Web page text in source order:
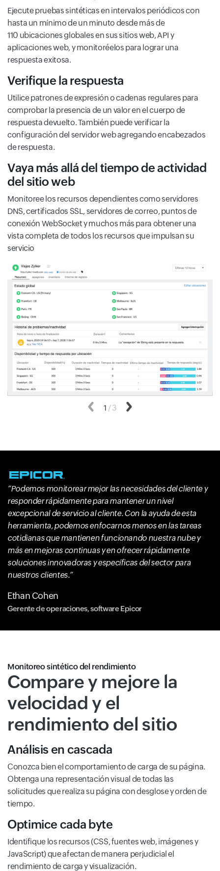
Ejecute pruebas sintéticas en intervalos periódicos con
hasta un mínimo de un minuto desde más de
110 ubicaciones globales en sus sitios web, API y
aplicaciones web, y monitoréelos para lograr una
respuesta exitosa.
Verifique la respuesta
Utilice patrones de expresión o cadenas regulares para
comprobar la presencia de un valor en el cuerpo de
respuesta devuelto. También puede verificar la
configuración del servidor web agregando encabezados
de respuesta.
Vaya más allá del tiempo de actividad
del sitio web
Monitoree los recursos dependientes como servidores
DNS, certificados SSL, servidores de correo, puntos de
conexión WebSocket y muchos más para obtener una
vista completa de todos los recursos que impulsan su
servicio
Anterior
1 /3
Podemos monitorear mejor las necesidades del cliente y
responder rápidamente para mantener un nivel
excepcional de servicio al cliente. Con la ayuda de esta
herramienta, podemos enfocarnos menos en las tareas
cotidianas que mantienen funcionando nuestra nube y
más en mejoras continuas y en ofrecer rápidamente
soluciones innovadoras y específicas del sector para
nuestros clientes.
Ethan Cohen
Gerente de operaciones, software Epicor
Monitoreo sintético del rendimiento
Compare y mejore la
velocidad y el
rendimiento del sitio
Análisis en cascada
Conozca bien el comportamiento de carga de su página.
Obtenga una representación visual de todas las
solicitudes que realiza su página con desglose y orden de
tiempo.
Optimice cada byte
Identifique los recursos (CSS, fuentes web, imágenes y
JavaScript) que afectan de manera perjudicial el
rendimiento de carga y visualización.